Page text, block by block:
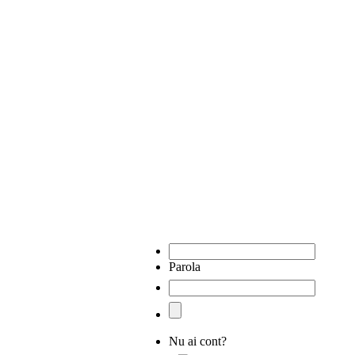
Parola
Nu ai cont?